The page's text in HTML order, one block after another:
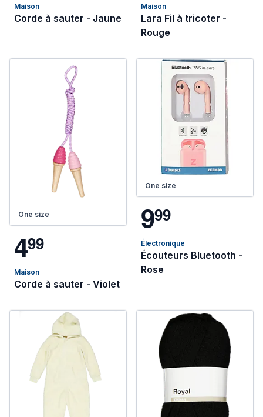
Maison
Corde à sauter - Jaune
Maison
Lara Fil à tricoter -
Rouge
One size
499
Maison
Corde à sauter - Violet
One size
999
Électronique
Écouteurs Bluetooth -
Rose